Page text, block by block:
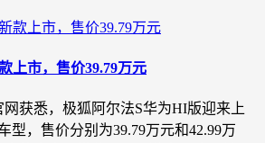
上市，售价39.79万元
获悉，极狐阿尔法S华为HI版迎来上
型，售价分别为39.79万元和42.99万